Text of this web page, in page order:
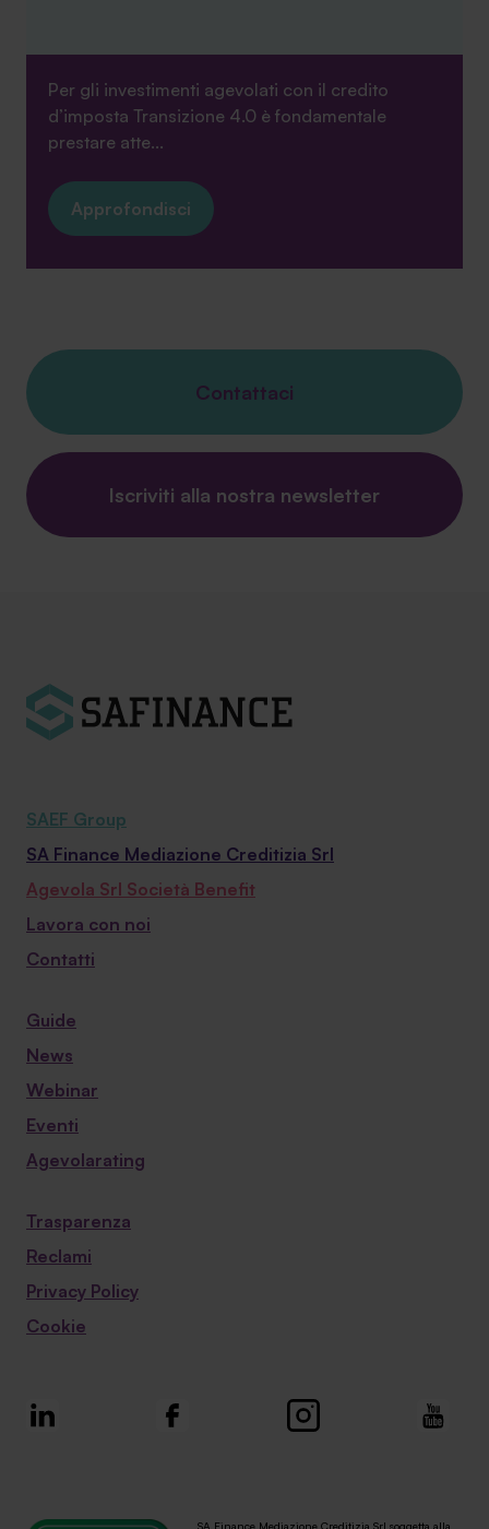
Per gli investimenti agevolati con il credito
d’imposta Transizione 4.0 è fondamentale
prestare atte...
Approfondisci
Contattaci
Iscriviti alla nostra newsletter
SAEF Group
SA Finance Mediazione Creditizia Srl
Agevola Srl Società Benefit
Lavora con noi
Contatti
Guide
News
Webinar
Eventi
Agevolarating
Trasparenza
Reclami
Privacy Policy
Cookie
SA Finance Mediazione Creditizia Srl soggetta alla